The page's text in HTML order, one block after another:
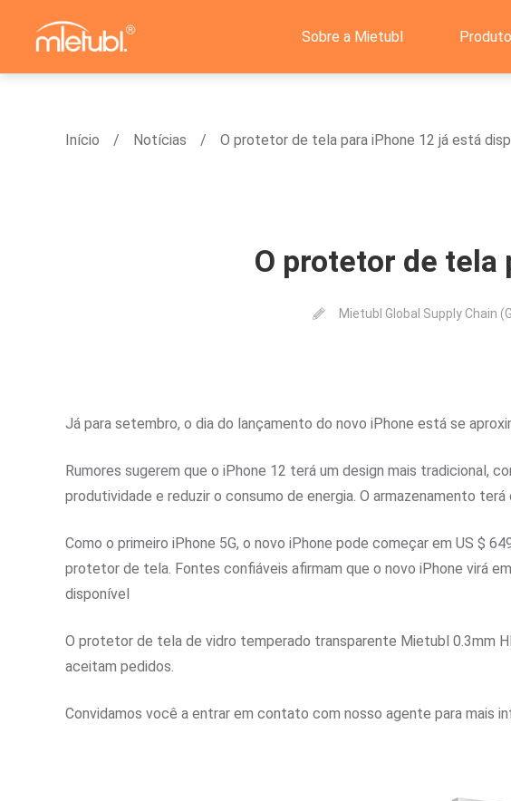
Sobre a Mietubl
Início Notícias O protetor de tela para iPhone 12 já está
O protetor de tela
Mietubl Global Supply Chain
Já para setembro, o dia do lançamento do novo iPhone está se
Rumores sugerem que o iPhone 12 terá um design mais tradicional,
produtividade e reduzir o consumo de energia. O armazenamento
Como o primeiro iPhone 5G, o novo iPhone pode começar em US $
protetor de tela. Fontes confiáveis ​​afirmam que o novo iPhone virá
disponível
O protetor de tela de vidro temperado transparente Mietubl 0.3mm
aceitam pedidos.
Convidamos você a entrar em contato com nosso agente para mais